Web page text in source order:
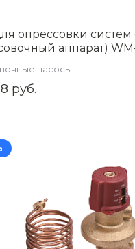
опрессовки систем
аппарат)
насосы
руб.